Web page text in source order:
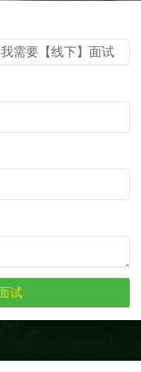
我需要【线下】面试